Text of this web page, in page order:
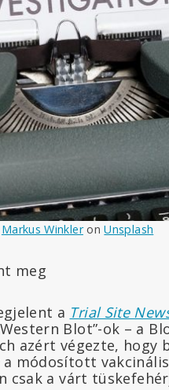
Markus WinkleronUnsplash
meg
a Trial Site
Blot”-ok – a
azért végezte, hogy
módosított
csak a várt